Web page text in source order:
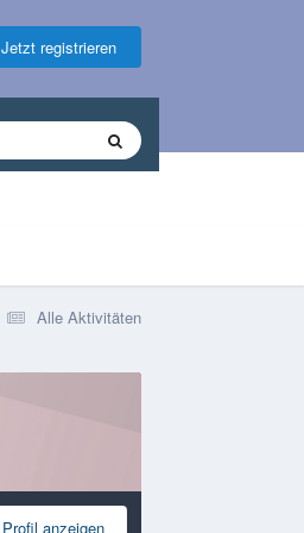
Jetzt registrieren
Alle Aktivitäten
Profil anzeigen